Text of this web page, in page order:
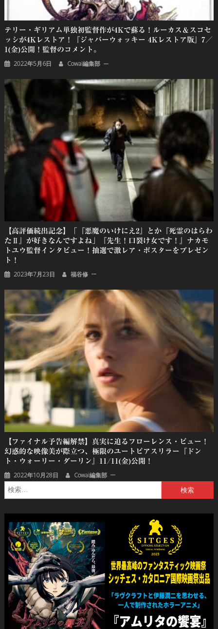
テリー・ギリアム単独初監督作が4Kで蘇る！ルーカス＆スコセ
ッシが4Kレストア！『ジャバーウォッキー 4Kレストア版』7／
1(金)公開！監督のコメント。
2022年5月6日 Cowai編集部
【高評価続出記念】「『悪魔のいけにえ2』とか『死霊のはらわ
たⅡ』が好きなんですよね」『先生！口裂け女です！』ナカモ
トユウ監督インタビュー！抽選で激レア・ポスターをプレゼン
ト！
2023年7月23日 福谷修
【ファイナル予告編解禁】真実に迫るフローレンス・ピュー！
幻惑的な映像美が際立つ、極限のユートピアスリラー『ドン
ト・ウォーリー・ダーリン』11/11(金)公開！
2022年10月28日 Cowai編集部
索: